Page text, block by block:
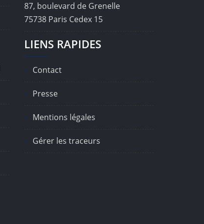
87, boulevard de Grenelle
75738 Paris Cedex 15
LIENS RAPIDES
Contact
Presse
Mentions légales
Gérer les traceurs